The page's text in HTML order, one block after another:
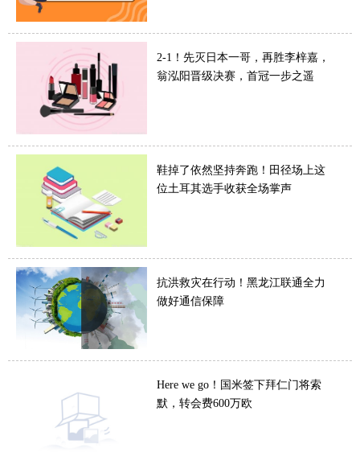
2-1！先灭日本一哥，再胜李梓嘉，
翁泓阳晋级决赛，首冠一步之遥
鞋掉了依然坚持奔跑！田径场上这
位土耳其选手收获全场掌声
抗洪救灾在行动！黑龙江联通全力
做好通信保障
Here we go！国米签下拜仁门将索
默，转会费600万欧